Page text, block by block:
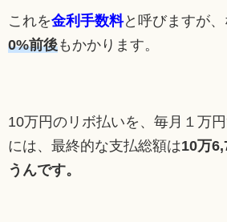
これを金利手数料と呼びますが、
0%前後もかかります。
10万円のリボ払いを、毎月１万
には、最終的な支払総額は10万
うんです。